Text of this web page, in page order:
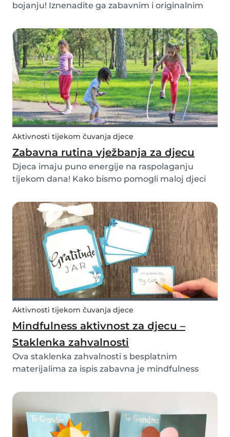
bojanju! Iznenadite ga zabavnim i originalnim
različitih zabavnih listića za bojanje za djecu svih
uzrasta. Bojanje nije samo zabavna aktivnost za
d...
Aktivnosti tijekom čuvanja djece
Zabavna rutina vježbanja za djecu
Djeca imaju puno energije na raspolaganju
tijekom dana! Kako bismo pomogli maloj djeci
napravili smo našu zabavnu rutinu vježbanja
Kreći se kao životinja koju možete slijediti gdje
god želite.
Aktivnosti tijekom čuvanja djece
Mindfulness aktivnost za djecu –
Staklenka zahvalnosti
Ova staklenka zahvalnosti s besplatnim
materijalima za ispis zabavna je mindfulness
pomoći djeci da prepoznaju i upravljaju svojim